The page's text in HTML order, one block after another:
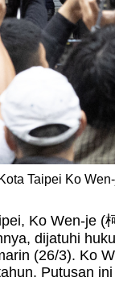
Taipei Ko
Ko Wen-je (
dijatuhi
(26/3). Ko
Putusan